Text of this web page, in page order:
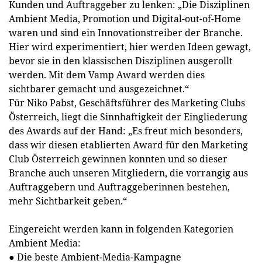
Kunden und Auftraggeber zu lenken: „Die Disziplinen
Ambient Media, Promotion und Digital-out-of-Home
waren und sind ein Innovationstreiber der Branche.
Hier wird experimentiert, hier werden Ideen gewagt,
bevor sie in den klassischen Disziplinen ausgerollt
werden. Mit dem Vamp Award werden dies
sichtbarer gemacht und ausgezeichnet.“
Für Niko Pabst, Geschäftsführer des Marketing Clubs
Österreich, liegt die Sinnhaftigkeit der Eingliederung
des Awards auf der Hand: „Es freut mich besonders,
dass wir diesen etablierten Award für den Marketing
Club Österreich gewinnen konnten und so dieser
Branche auch unseren Mitgliedern, die vorrangig aus
Auftraggebern und Auftraggeberinnen bestehen,
mehr Sichtbarkeit geben.“
Eingereicht werden kann in folgenden Kategorien
Ambient Media:
● Die beste Ambient-Media-Kampagne